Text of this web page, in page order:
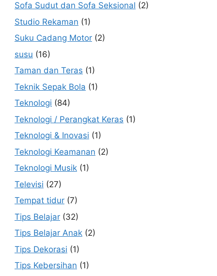
Sofa Sudut dan Sofa Seksional (2)
Studio Rekaman (1)
Suku Cadang Motor (2)
susu (16)
Taman dan Teras (1)
Teknik Sepak Bola (1)
Teknologi (84)
Teknologi / Perangkat Keras (1)
Teknologi & Inovasi (1)
Teknologi Keamanan (2)
Teknologi Musik (1)
Televisi (27)
Tempat tidur (7)
Tips Belajar (32)
Tips Belajar Anak (2)
Tips Dekorasi (1)
Tips Kebersihan (1)